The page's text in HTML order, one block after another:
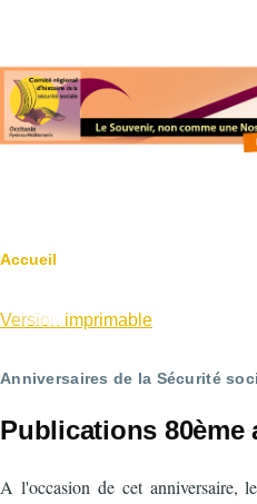
Fil
d'Ariane
Accueil
Version imprimable
Anniversaires de la Sécurité
Publications 80ème
A l'occasion de cet anniversaire,